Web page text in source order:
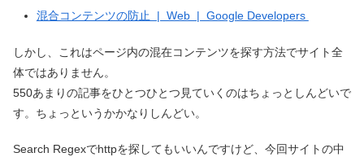
混合コンテンツの防止 | Web | Google Developers
しかし、これはページ内の混在コンテンツを探す方法でサイト全
体ではありません。
550あまりの記事をひとつひとつ見ていくのはちょっとしんどいで
す。ちょっというかかなりしんどい。
Search Regexでhttpを探してもいいんですけど、今回サイトの中